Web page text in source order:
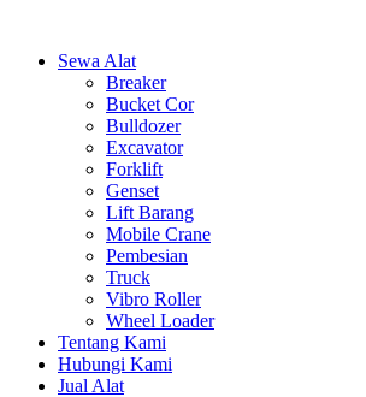
Sewa Alat
Breaker
Bucket Cor
Bulldozer
Excavator
Forklift
Genset
Lift Barang
Mobile Crane
Pembesian
Truck
Vibro Roller
Wheel Loader
Tentang Kami
Hubungi Kami
Jual Alat